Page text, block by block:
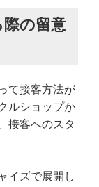
際の留意
て接客方法が
ルショップか
接客へのスタ
イズで展開し